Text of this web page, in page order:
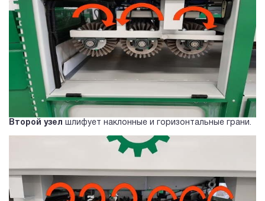
Второй узел шлифует наклонные и горизонтальные грани.